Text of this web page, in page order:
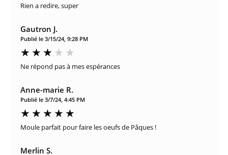
Rien a redire, super
Gautron J.
Publié le 3/15/24, 9:28 PM
Ne répond pas à mes espérances
Anne-marie R.
Publié le 3/7/24, 4:45 PM
Moule parfait pour faire les oeufs de Pâques !
Merlin S.